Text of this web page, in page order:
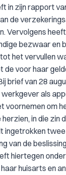
in zijn rapport
de
Vervolgens
bezwaar en
het vervullen
de voor haar
brief van 28
als
voornemen om
in die zin
ingetrokken twee
van de
hiertegen
huisarts en